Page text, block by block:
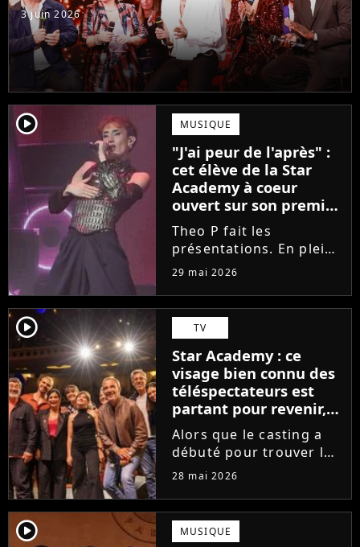
3 juin 2026
player2 MUSIQUE
"J'ai peur de l'après" :
cet élève de la Star
Academy à coeur
ouvert sur son premier
single intime
Theo P fait les
présentations. En pleine
tournée, l'élève de la
son tout premier single.
Avec Garçon solide, le
chanteur livre une
facette plus fragile de
sa personnalité....
29 mai 2026
player2 TV
Star Academy : ce
visage bien connu des
téléspectateurs est
partant pour revenir,
sauf que la place est
déjà prise
Alors que le casting a
débuté pour trouver les
prochains Pierre
Ambre, une professeure
emblématique de la Star
Academy se positionne
28 mai 2026
player2 MUSIQUE